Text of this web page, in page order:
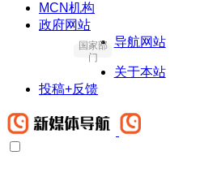
MCN机构
政府网站
国家部
门
导航网站
关于本站
投稿+反馈